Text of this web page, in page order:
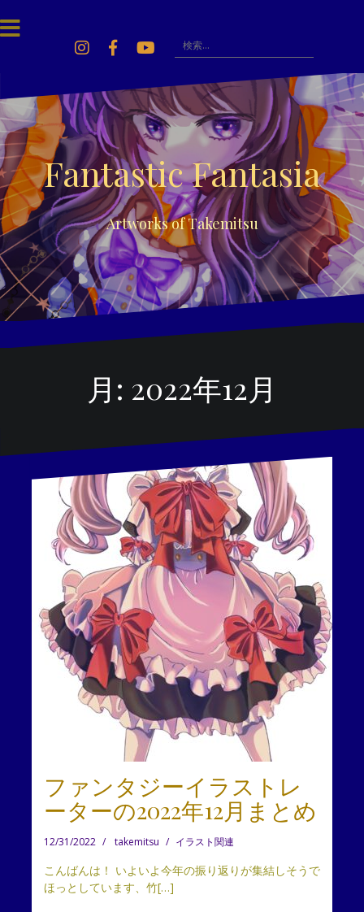
to
content
InstagramFacebookYoutube
検
索:
Fantastic Fantasia
Artworks of Takemitsu
月: 2022年12月
ファンタジーイラストレ
ーターの2022年12月まとめ
12/31/2022 takemitsu イラスト関連
こんばんは！ いよいよ今年の振り返りが集結しそうで
ほっとしています、竹[…]